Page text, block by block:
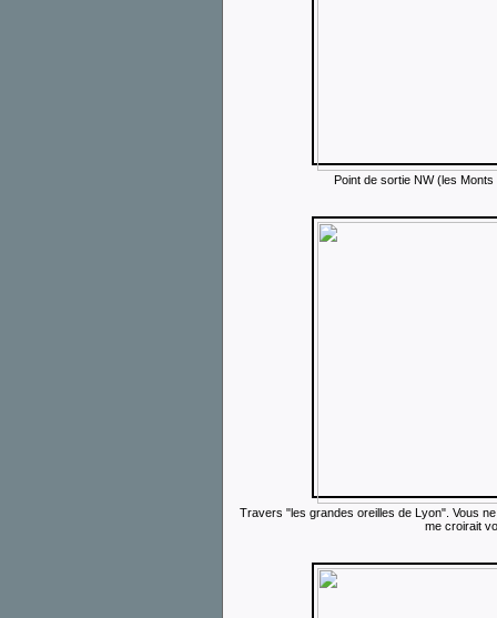
Point de sortie NW (les
Travers "les grandes oreilles de Lyon". Vous
me croirait